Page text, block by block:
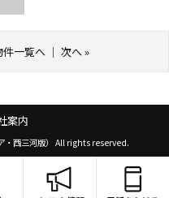
件一覧へ ｜ 次へ»
案内
・西三河版） All rights reserved.